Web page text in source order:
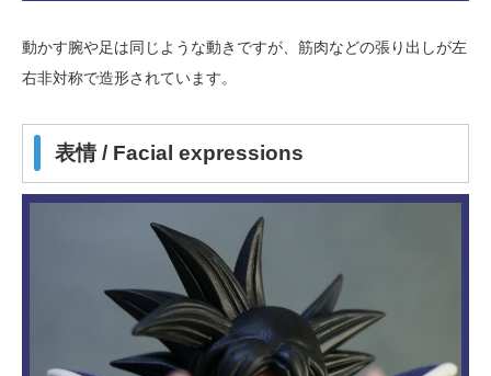
動かす腕や足は同じような動きですが、筋肉などの張り出しが左
右非対称で造形されています。
表情 / Facial expressions